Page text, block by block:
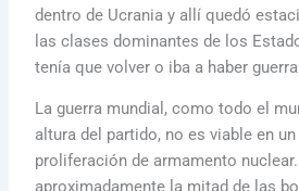
dentro de Ucrania y allí quedó
las clases dominantes de los
tenía que volver o iba a haber
La guerra mundial, como todo el
altura del partido, no es viable en
proliferación de armamento
aproximadamente la mitad de las